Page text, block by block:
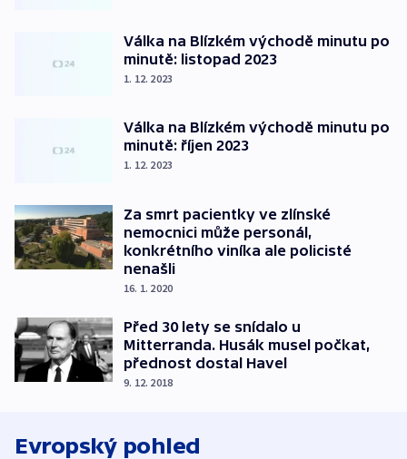
Válka na Blízkém východě minutu po
minutě: listopad 2023
1. 12. 2023
Válka na Blízkém východě minutu po
minutě: říjen 2023
1. 12. 2023
Za smrt pacientky ve zlínské
nemocnici může personál,
konkrétního viníka ale policisté
nenašli
16. 1. 2020
Před 30 lety se snídalo u
Mitterranda. Husák musel počkat,
přednost dostal Havel
9. 12. 2018
Evropský pohled